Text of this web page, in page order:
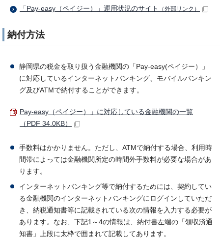
「Pay-easy（ペイジー）」運用状況のサイト （外部リンク）
納付方法
静岡県の税金を取り扱う金融機関の「Pay-easy(ペイジー）」
に対応しているインターネットバンキング、モバイルバンキン
グ及びATMで納付することができます。
Pay-easy（ペイジー）」に対応している金融機関の一覧
（PDF 34.0KB）
手数料はかかりません。ただし、ATMで納付する場合、利用時
間帯によっては金融機関所定の時間外手数料が必要な場合があ
ります。
インターネットバンキング等で納付するためには、契約してい
る金融機関のインターネットバンキングにログインしていただ
き、納税通知書等に記載されている次の情報を入力する必要が
あります。なお、下記1～4の情報は、納付書左端の「領収済通
知書」上段に太枠で囲まれて記載してあります。